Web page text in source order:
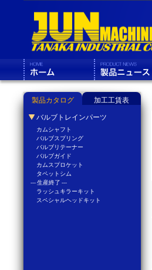
製品カタログ 加工工賃表
バルブトレインパーツ
カムシャフト
バルブスプリング
バルブリテーナー
バルブガイド
カムスプロケット
タペットシム
--- 生産終了 ---
ラッシュキラーキット
スペシャルヘッドキット